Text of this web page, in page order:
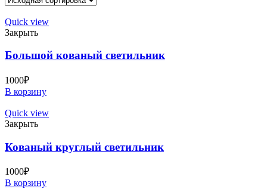
Quick view
Закрыть
Большой кованый светильник
1000₽
В корзину
Quick view
Закрыть
Кованый круглый светильник
1000₽
В корзину